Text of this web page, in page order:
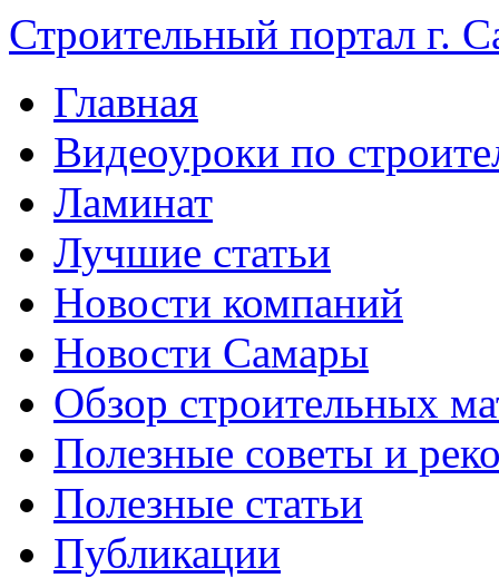
Строительный портал г.
Главная
Видеоуроки по
Ламинат
Лучшие статьи
Новости компаний
Новости Самары
Обзор строительных
Полезные советы и
Полезные статьи
Публикации